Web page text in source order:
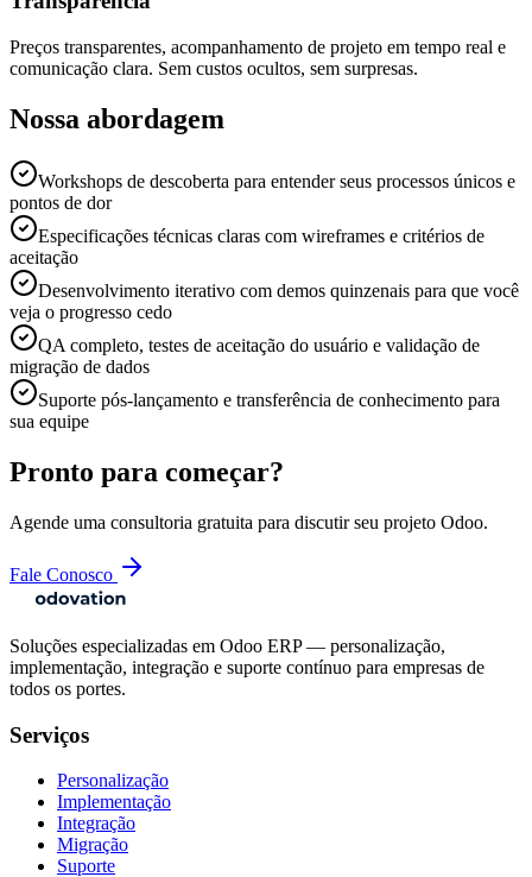
Preços transparentes, acompanhamento de projeto em tempo real e
comunicação clara. Sem custos ocultos, sem surpresas.
Nossa abordagem
Workshops de descoberta para entender seus processos únicos e
pontos de dor
Especificações técnicas claras com wireframes e critérios de
aceitação
Desenvolvimento iterativo com demos quinzenais para que você
veja o progresso cedo
QA completo, testes de aceitação do usuário e validação de
migração de dados
Suporte pós-lançamento e transferência de conhecimento para
sua equipe
Pronto para começar?
Agende uma consultoria gratuita para discutir seu projeto Odoo.
Fale Conosco
Soluções especializadas em Odoo ERP — personalização,
implementação, integração e suporte contínuo para empresas de
todos os portes.
Serviços
Personalização
Implementação
Integração
Migração
Suporte